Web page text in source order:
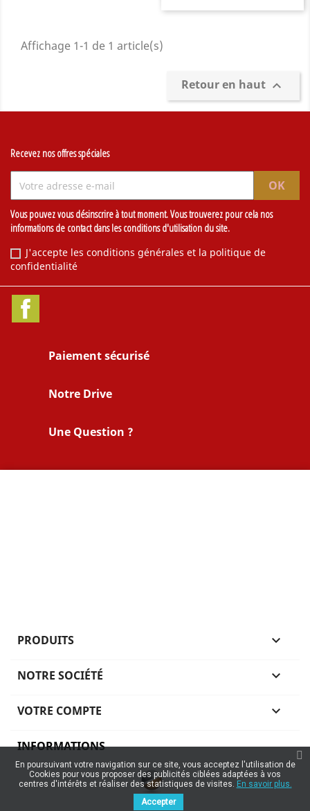
Affichage 1-1 de 1 article(s)
Retour en haut 
Recevez nos offres spéciales
Vous pouvez vous désinscrire à tout moment. Vous trouverez pour cela nos
informations de contact dans les conditions d'utilisation du site.
J'accepte les conditions générales et la politique de
confidentialité
Paiement sécurisé
Notre Drive
Une Question ?
PRODUITS 
NOTRE SOCIÉTÉ 
VOTRE COMPTE 
INFORMATIONS
En poursuivant votre navigation sur ce site, vous acceptez l'utilisation de
Cookies pour vous proposer des publicités ciblées adaptées à vos
centres d'intérêts et réaliser des statistiques de visites. En savoir plus.
Accepter